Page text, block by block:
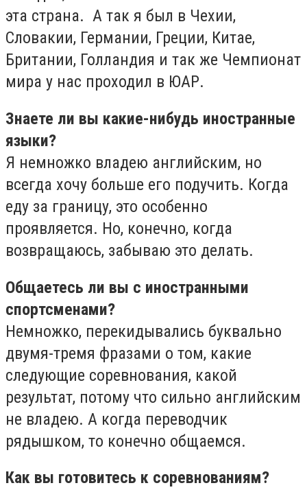
эта страна. А так я был в Чехии,
Словакии, Германии, Греции, Китае,
Британии, Голландия и так же Чемпионат
мира у нас проходил в ЮАР.
Знаете ли вы какие-нибудь иностранные
языки?
Я немножко владею английским, но
всегда хочу больше его подучить. Когда
еду за границу, это особенно
проявляется. Но, конечно, когда
возвращаюсь, забываю это делать.
Общаетесь ли вы с иностранными
спортсменами?
Немножко, перекидывались буквально
двумя-тремя фразами о том, какие
следующие соревнования, какой
результат, потому что сильно английским
не владею. А когда переводчик
рядышком, то конечно общаемся.
Как вы готовитесь к соревнованиям?